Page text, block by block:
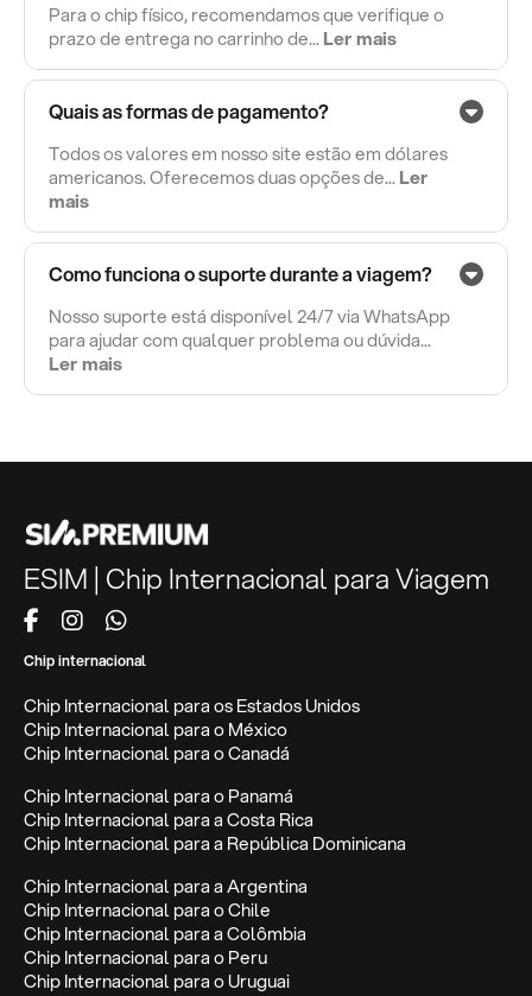
Para o chip físico, recomendamos que verifique o
prazo de entrega no carrinho de...Ler mais
Quais as formas de pagamento?
Todos os valores em nosso site estão em dólares
americanos. Oferecemos duas opções de...Ler
mais
Como funciona o suporte durante a viagem?
Nosso suporte está disponível 24/7 via WhatsApp
para ajudar com qualquer problema ou dúvida...
Ler mais
ESIM | Chip Internacional para Viagem
Chip internacional
Chip Internacional para os Estados Unidos
Chip Internacional para o México
Chip Internacional para o Canadá
Chip Internacional para o Panamá
Chip Internacional para a Costa Rica
Chip Internacional para a República Dominicana
Chip Internacional para a Argentina
Chip Internacional para o Chile
Chip Internacional para a Colômbia
Chip Internacional para o Peru
Chip Internacional para o Uruguai